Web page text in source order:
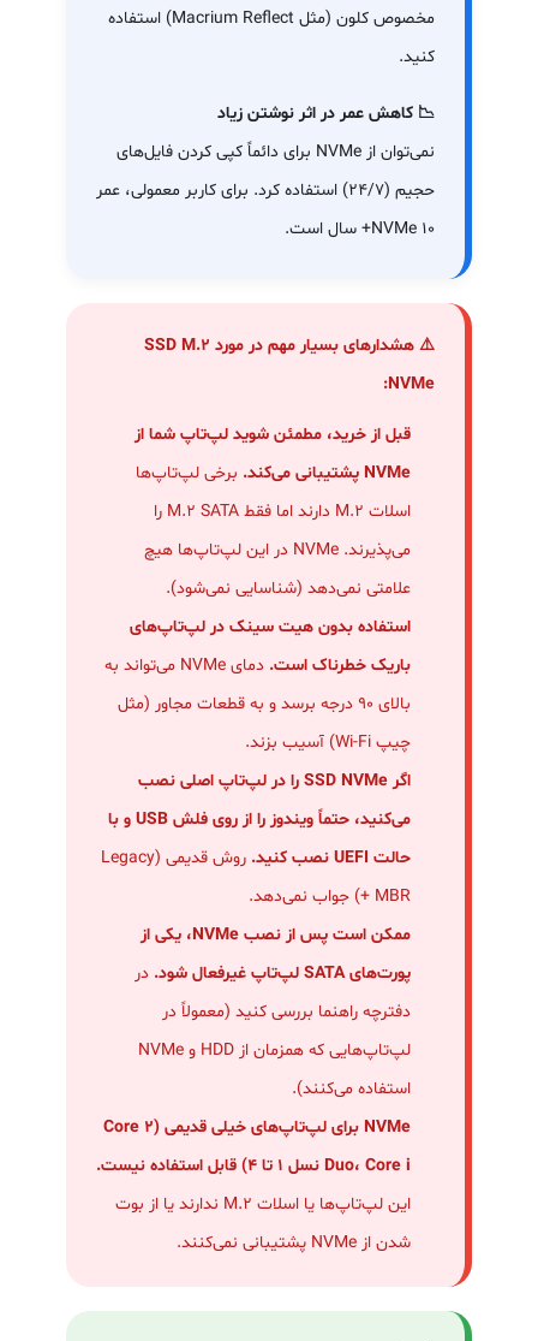
مخصوص کلون (مثل Macrium Reflect) استفاده
کنید.
📉 کاهش عمر در اثر نوشتن زیاد
نمی‌توان از NVMe برای دائماً کپی کردن فایل‌های
حجیم (۲۴/۷) استفاده کرد. برای کاربر معمولی، عمر
NVMe ۱۰+ سال است.
⚠️ هشدارهای بسیار مهم در مورد SSD M.2
NVMe:
قبل از خرید، مطمئن شوید لپ‌تاپ شما از
NVMe پشتیبانی می‌کند.
برخی لپ‌تاپ‌ها
اسلات M.2 دارند اما فقط M.2 SATA را
می‌پذیرند. NVMe در این لپ‌تاپ‌ها هیچ
علامتی نمی‌دهد (شناسایی نمی‌شود).
استفاده بدون هیت سینک در لپ‌تاپ‌های
باریک خطرناک است.
دمای NVMe می‌تواند به
بالای ۹۰ درجه برسد و به قطعات مجاور (مثل
چیپ Wi-Fi) آسیب بزند.
اگر SSD NVMe را در لپ‌تاپ اصلی نصب
می‌کنید، حتماً ویندوز را از روی فلش USB و با
حالت UEFI نصب کنید.
روش قدیمی (Legacy
+ MBR) جواب نمی‌دهد.
ممکن است پس از نصب NVMe، یکی از
پورت‌های SATA لپ‌تاپ غیرفعال شود.
در
دفترچه راهنما بررسی کنید (معمولاً در
لپ‌تاپ‌هایی که همزمان از HDD و NVMe
استفاده می‌کنند).
NVMe برای لپ‌تاپ‌های خیلی قدیمی (Core 2
Duo، Core i نسل ۱ تا ۴) قابل استفاده نیست.
این لپ‌تاپ‌ها یا اسلات M.2 ندارند یا از بوت
شدن از NVMe پشتیبانی نمی‌کنند.